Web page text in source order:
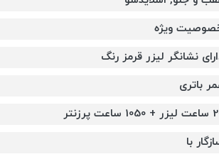
ویژه
نشانگر لیزر قرمز رنگ
باتری
پرزنتر
با